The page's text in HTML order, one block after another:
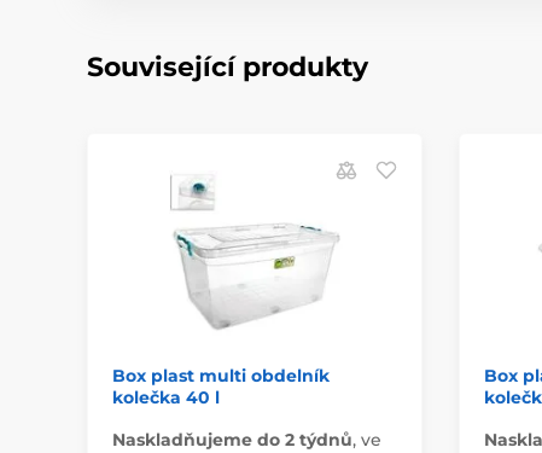
Související produkty
Box plast multi obdelník
kolečka 40 l
Naskladňujeme do 2 týdnů, ve
Box